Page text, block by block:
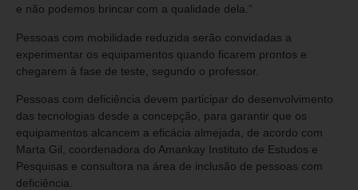
e não podemos brincar com a qualidade dela.”
Pessoas com mobilidade reduzida serão convidadas a
experimentar os equipamentos quando ficarem prontos e
chegarem à fase de teste, segundo o professor.
Pessoas com deficiência devem participar do desenvolvimento
das tecnologias desde a concepção, para garantir que os
equipamentos alcancem a eficácia almejada, de acordo com
Marta Gil, coordenadora do Amankay Instituto de Estudos e
Pesquisas e consultora na área de inclusão de pessoas com
deficiência.